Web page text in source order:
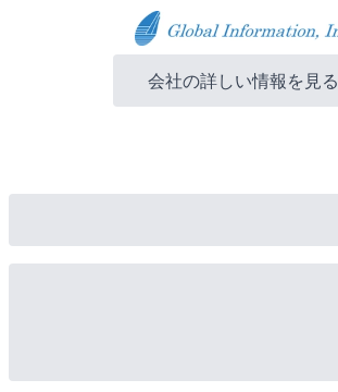
会社の詳しい情報を見る